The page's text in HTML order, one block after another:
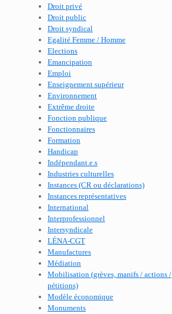
Droit privé
Droit public
Droit syndical
Egalité Femme / Homme
Elections
Emancipation
Emploi
Enseignement supérieur
Environnement
Extrême droite
Fonction publique
Fonctionnaires
Formation
Handicap
Indépendant.e.s
Industries culturelles
Instances (CR ou déclarations)
Instances représentatives
International
Interprofessionnel
Intersyndicale
LÉNA-CGT
Manufactures
Médiation
Mobilisation (grèves, manifs / actions /
pétitions)
Modèle économique
Monuments